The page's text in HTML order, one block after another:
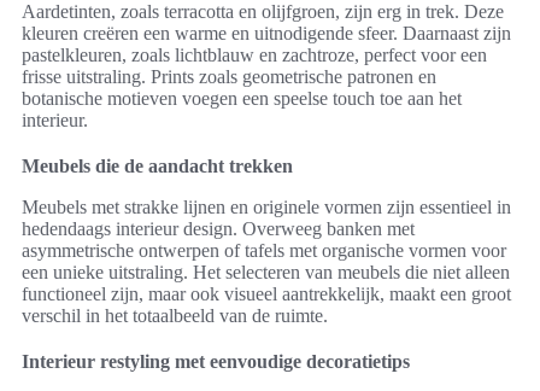
Aardetinten, zoals terracotta en olijfgroen, zijn erg in trek. Deze
kleuren creëren een warme en uitnodigende sfeer. Daarnaast zijn
pastelkleuren, zoals lichtblauw en zachtroze, perfect voor een
frisse uitstraling. Prints zoals geometrische patronen en
botanische motieven voegen een speelse touch toe aan het
interieur.
Meubels die de aandacht trekken
Meubels met strakke lijnen en originele vormen zijn essentieel in
hedendaags interieur design. Overweeg banken met
asymmetrische ontwerpen of tafels met organische vormen voor
een unieke uitstraling. Het selecteren van meubels die niet alleen
functioneel zijn, maar ook visueel aantrekkelijk, maakt een groot
verschil in het totaalbeeld van de ruimte.
Interieur restyling met eenvoudige decoratietips